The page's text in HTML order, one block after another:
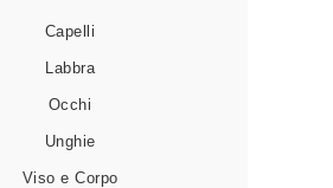
Capelli
Labbra
Occhi
Unghie
Viso e Corpo